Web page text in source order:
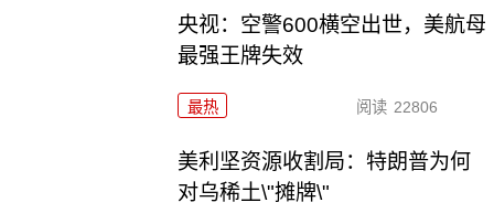
央视：空警600横空出世，美航母
最强王牌失效
最热 阅读 22806
美利坚资源收割局：特朗普为何
对乌稀土\"摊牌\"